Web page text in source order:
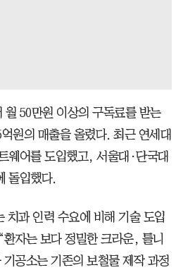
월 50만원 이상의 구독료를 받는
원의 매출을 올렸다. 최근 연세대
웨어를 도입했고, 서울대·단국대
돌입했다.
치과 인력 수요에 비해 기술 도입
자는 보다 정밀한 크라운, 틀니
공소는 기존의 보철물 제작 과정